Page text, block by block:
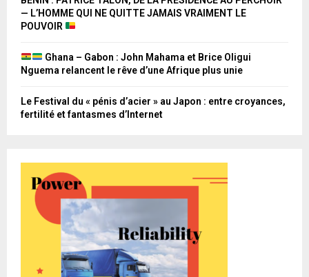
— L’HOMME QUI NE QUITTE JAMAIS VRAIMENT LE
POUVOIR
Ghana – Gabon : John Mahama et Brice Oligui
Nguema relancent le rêve d’une Afrique plus unie
Le Festival du « pénis d’acier » au Japon : entre croyances,
fertilité et fantasmes d’Internet